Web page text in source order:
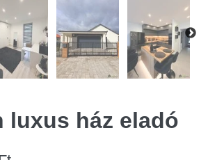
luxus ház eladó